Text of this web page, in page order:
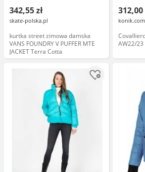
342,55 zł
skate-polska.pl
kurtka street zimowa damska
VANS FOUNDRY V PUFFER MTE
JACKET Terra Cotta
312,00
AW22/